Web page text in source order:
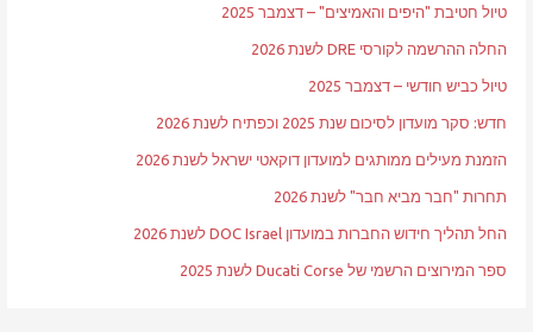
טיול חטיבת "היפים והאמיצים" – דצמבר 2025
החלה ההרשמה לקורסי DRE לשנת 2026
טיול כביש חודשי – דצמבר 2025
חדש: סקר מועדון לסיכום שנת 2025 וכפתיח לשנת 2026
הזמנת מעילים ממותגים למועדון דוקאטי ישראל לשנת 2026
תחרות "חבר מביא חבר" לשנת 2026
החל תהליך חידוש החברות במועדון DOC Israel לשנת 2026
ספר המירוצים הרשמי של Ducati Corse לשנת 2025